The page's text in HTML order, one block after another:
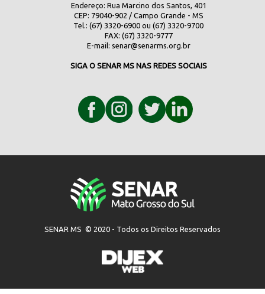
Endereço: Rua Marcino dos Santos, 401
CEP: 79040-902 / Campo Grande - MS
Tel.: (67) 3320-6900 ou (67) 3320-9700
FAX: (67) 3320-9777
E-mail: senar@senarms.org.br
SIGA O SENAR MS NAS REDES SOCIAIS
SENAR MS © 2020 - Todos os Direitos Reservados